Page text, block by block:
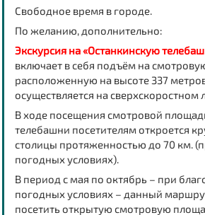
Свободное время в городе.
По желанию, дополнительно:
Экскурсия на «Останкинскую
включает в себя подъём на
расположенную на высоте 337
осуществляется на сверхскоростном
В ходе посещения смотровой
телебашни посетителям откроется
столицы протяженностью до 70 км.
погодных условиях).
В период с мая по октябрь – при
погодных условиях – данный
посетить открытую смотровую